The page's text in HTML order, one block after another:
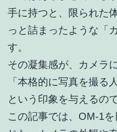
手に持つと、限られた
っと詰まったような「
す。
その凝集感が、カメラ
「本格的に写真を撮る
という印象を与えるの
この記事では、OM-1